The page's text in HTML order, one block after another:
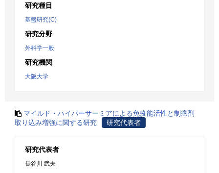
研究種目
基盤研究(C)
研究分野
外科学一般
研究機関
大阪大学
マイルド・ハイパーサーミアによる免疫能活性と制癌剤
取り込み増強に関する研究
研究代表者
研究代表者
長谷川 武夫